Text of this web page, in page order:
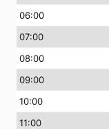
06:00
07:00
08:00
09:00
10:00
11:00